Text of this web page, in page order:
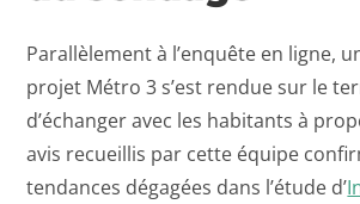
Parallèlement à l’enquête en ligne,
projet Métro 3 s’est rendue sur le
d’échanger avec les habitants à
avis recueillis par cette équipe
tendances dégagées dans l’étude d’